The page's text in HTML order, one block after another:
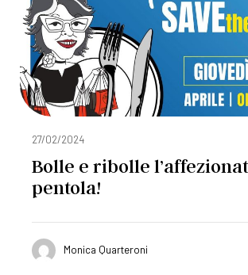
27/02/2024
Bolle e ribolle
pentola!
Monica Quarteroni